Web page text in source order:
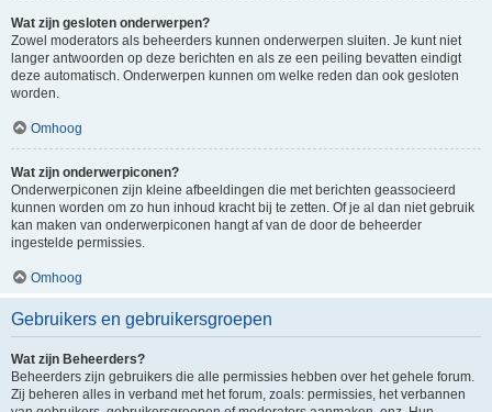
Wat zijn gesloten onderwerpen?
Zowel moderators als beheerders kunnen onderwerpen sluiten. Je kunt niet
langer antwoorden op deze berichten en als ze een peiling bevatten eindigt
deze automatisch. Onderwerpen kunnen om welke reden dan ook gesloten
worden.
Omhoog
Wat zijn onderwerpiconen?
Onderwerpiconen zijn kleine afbeeldingen die met berichten geassocieerd
kunnen worden om zo hun inhoud kracht bij te zetten. Of je al dan niet gebruik
kan maken van onderwerpiconen hangt af van de door de beheerder
ingestelde permissies.
Omhoog
Gebruikers en gebruikersgroepen
Wat zijn Beheerders?
Beheerders zijn gebruikers die alle permissies hebben over het gehele forum.
Zij beheren alles in verband met het forum, zoals: permissies, het verbannen